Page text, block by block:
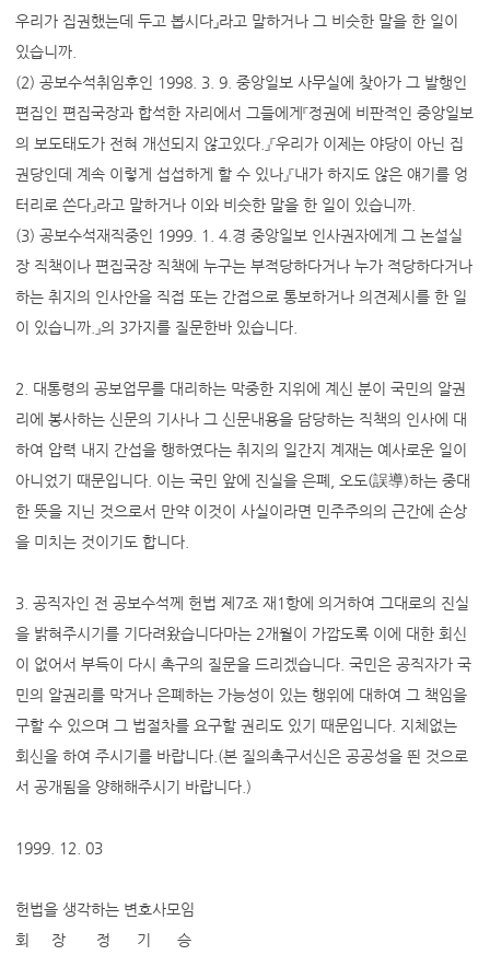
우리가 집권했는데 두고 봅시다」라고 말하거나 그 비슷한 말을 한 일이
있습니까.
(2) 공보수석취임후인 1998. 3. 9. 중앙일보 사무실에 찾아가 그 발행인
편집인 편집국장과 합석한 자리에서 그들에게『정권에 비판적인 중앙일보
의 보도태도가 전혀 개선되지 않고있다.』『우리가 이제는 야당이 아닌 집
권당인데 계속 이렇게 섭섭하게 할 수 있나』『내가 하지도 않은 얘기를 엉
터리로 쓴다』라고 말하거나 이와 비슷한 말을 한 일이 있습니까.
(3) 공보수석재직중인 1999. 1. 4.경 중앙일보 인사권자에게 그 논설실
장 직책이나 편집국장 직책에 누구는 부적당하다거나 누가 적당하다거나
하는 취지의 인사안을 직접 또는 간접으로 통보하거나 의견제시를 한 일
이 있습니까.』의 3가지를 질문한바 있습니다.
2. 대통령의 공보업무를 대리하는 막중한 지위에 계신 분이 국민의 알권
리에 봉사하는 신문의 기사나 그 신문내용을 담당하는 직책의 인사에 대
하여 압력 내지 간섭을 행하였다는 취지의 일간지 계재는 예사로운 일이
아니었기 때문입니다. 이는 국민 앞에 진실을 은폐, 오도(誤導)하는 중대
한 뜻을 지닌 것으로서 만약 이것이 사실이라면 민주주의의 근간에 손상
을 미치는 것이기도 합니다.
3. 공직자인 전 공보수석께 헌법 제7조 재1항에 의거하여 그대로의 진실
을 밝혀주시기를 기다려왔습니다마는 2개월이 가깝도록 이에 대한 회신
이 없어서 부득이 다시 촉구의 질문을 드리겠습니다. 국민은 공직자가 국
민의 알권리를 막거나 은폐하는 가능성이 있는 행위에 대하여 그 책임을
구할 수 있으며 그 법절차를 요구할 권리도 있기 때문입니다. 지체없는
회신을 하여 주시기를 바랍니다.(본 질의촉구서신은 공공성을 띈 것으로
서 공개됨을 양해해주시기 바랍니다.)
1999. 12. 03
헌법을 생각하는 변호사모임
회 장 정 기 승